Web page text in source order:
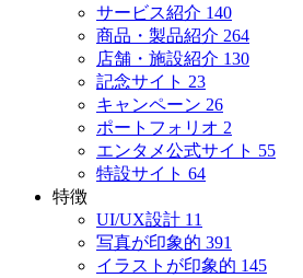
サービス紹介 140
商品・製品紹介 264
店舗・施設紹介 130
記念サイト 23
キャンペーン 26
ポートフォリオ 2
エンタメ公式サイト 55
特設サイト 64
特徴
UI/UX設計 11
写真が印象的 391
イラストが印象的 145